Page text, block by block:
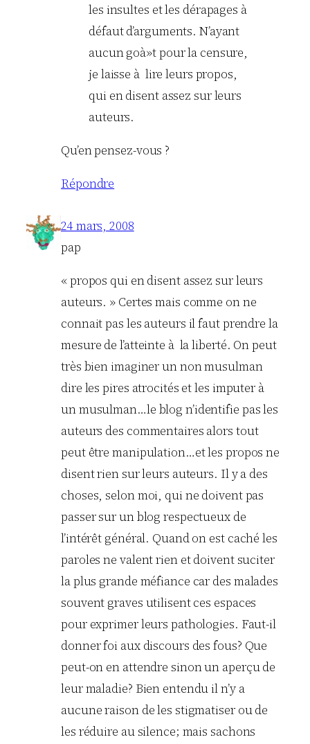
les insultes et les dérapages à
défaut d’arguments. N’ayant
aucun goà»t pour la censure,
je laisse à lire leurs propos,
qui en disent assez sur leurs
auteurs.
Qu’en pensez-vous ?
Répondre
24 mars, 2008
pap
« propos qui en disent assez sur leurs
auteurs. » Certes mais comme on ne
connait pas les auteurs il faut prendre la
mesure de l’atteinte à la liberté. On peut
très bien imaginer un non musulman
dire les pires atrocités et les imputer à
un musulman…le blog n’identifie pas les
auteurs des commentaires alors tout
peut être manipulation…et les propos ne
disent rien sur leurs auteurs. Il y a des
choses, selon moi, qui ne doivent pas
passer sur un blog respectueux de
l’intérêt général. Quand on est caché les
paroles ne valent rien et doivent suciter
la plus grande méfiance car des malades
souvent graves utilisent ces espaces
pour exprimer leurs pathologies. Faut-il
donner foi aux discours des fous? Que
peut-on en attendre sinon un aperçu de
leur maladie? Bien entendu il n’y a
aucune raison de les stigmatiser ou de
les réduire au silence; mais sachons